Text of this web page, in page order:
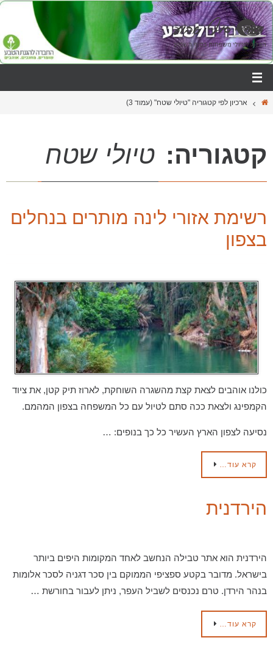
ארכיון לפי קטגוריה "טיולי שטח" (עמוד 3)
קטגוריה: טיולי שטח
רשימת אזורי לינה מותרים בנחלים
בצפון
כולנו אוהבים לצאת קצת מהשגרה השוחקת, לארוז תיק קטן, את ציוד
הקמפינג ולצאת ככה סתם לטיול עם כל המשפחה בצפון המהמם.
נסיעה לצפון הארץ העשיר כל כך בנופים: …
קרא עוד…
הירדנית
הירדנית הוא אתר טבילה הנחשב לאחד המקומות היפים ביותר
בישראל. מדובר בקטע ספציפי הממוקם בין סכר דגניה לסכר אלומות
בנהר הירדן. טרם נכנסים לשביל העפר, ניתן לעבור בחורשת …
קרא עוד…